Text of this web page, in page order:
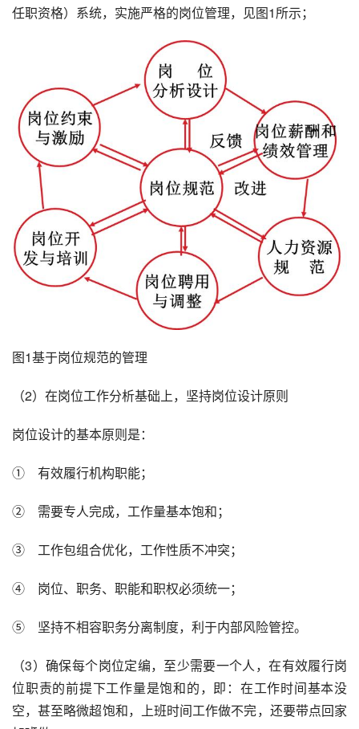
任职资格）系统，实施严格的岗位管理，见图1所示；
图1基于岗位规范的管理
（2）在岗位工作分析基础上，坚持岗位设计原则
岗位设计的基本原则是：
①　有效履行机构职能；
②　需要专人完成，工作量基本饱和；
③　工作包组合优化，工作性质不冲突；
④　岗位、职务、职能和职权必须统一；
⑤　坚持不相容职务分离制度，利于内部风险管控。
（3）确保每个岗位定编，至少需要一个人，在有效履行岗
位职责的前提下工作量是饱和的，即：在工作时间基本没
空，甚至略微超饱和，上班时间工作做不完，还要带点回家